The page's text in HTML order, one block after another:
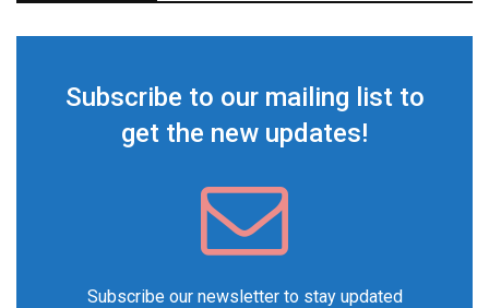
Subscribe to our mailing list to
get the new updates!
Subscribe our newsletter to stay updated